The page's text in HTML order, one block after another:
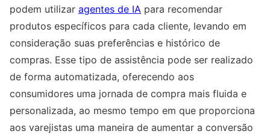
podem utilizar agentes de IA para recomendar
produtos específicos para cada cliente, levando em
consideração suas preferências e histórico de
compras. Esse tipo de assistência pode ser realizado
de forma automatizada, oferecendo aos
consumidores uma jornada de compra mais fluida e
personalizada, ao mesmo tempo em que proporciona
aos varejistas uma maneira de aumentar a conversão